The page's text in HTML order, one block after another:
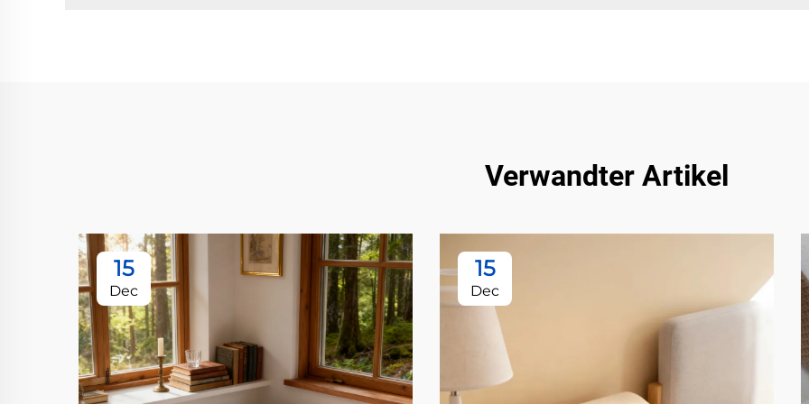
Verwandter Artikel
15
Dec
15
Dec